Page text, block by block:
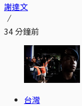
謝達文
34 分鐘前
台灣